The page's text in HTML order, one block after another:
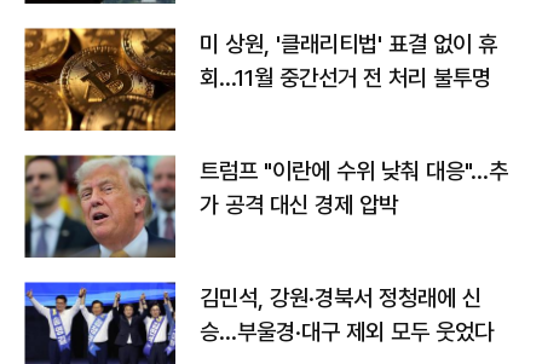
미 상원, '클래리티법' 표결 없이 휴
회…11월 중간선거 전 처리 불투명
트럼프 "이란에 수위 낮춰 대응"…추
가 공격 대신 경제 압박
김민석, 강원·경북서 정청래에 신
승…부울경·대구 제외 모두 웃었다